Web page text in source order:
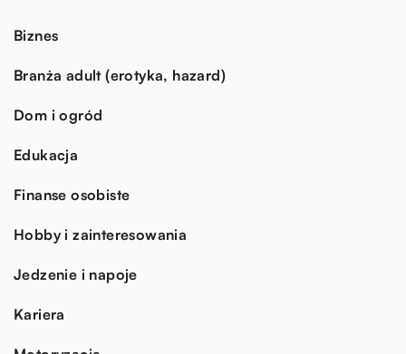
Biznes
Branża adult (erotyka, hazard)
Dom i ogród
Edukacja
Finanse osobiste
Hobby i zainteresowania
Jedzenie i napoje
Kariera